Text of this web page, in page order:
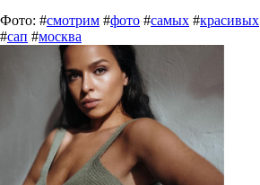
Фото: #смотрим #фото #самых #красивых
#сап #москва